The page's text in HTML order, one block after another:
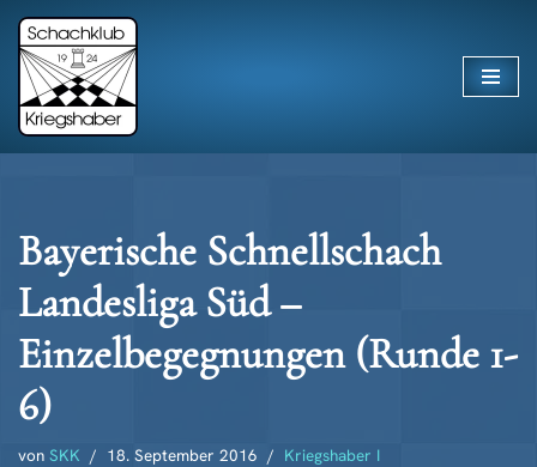
Zum
Inhalt
springen
Bayerische Schnellschach
Landesliga Süd –
Einzelbegegnungen (Runde 1-
6)
von SKK 18. September 2016 Kriegshaber I